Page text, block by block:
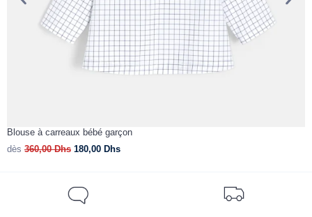
Blouse à carreaux bébé garçon
dès 360,00Dhs 180,00 Dhs